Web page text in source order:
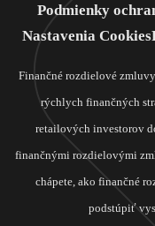
Podmienky
Nastavenia Cookies
Finančné rozdielové
rýchlych finančných
retailových investorov
finančnými rozdielovými
chápete, ako finančné
podstúpiť